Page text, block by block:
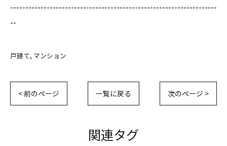
--------------------------------------------------------------------
--
戸建て マンション
< 前のページ 一覧に戻る 次のページ >
関連タグ